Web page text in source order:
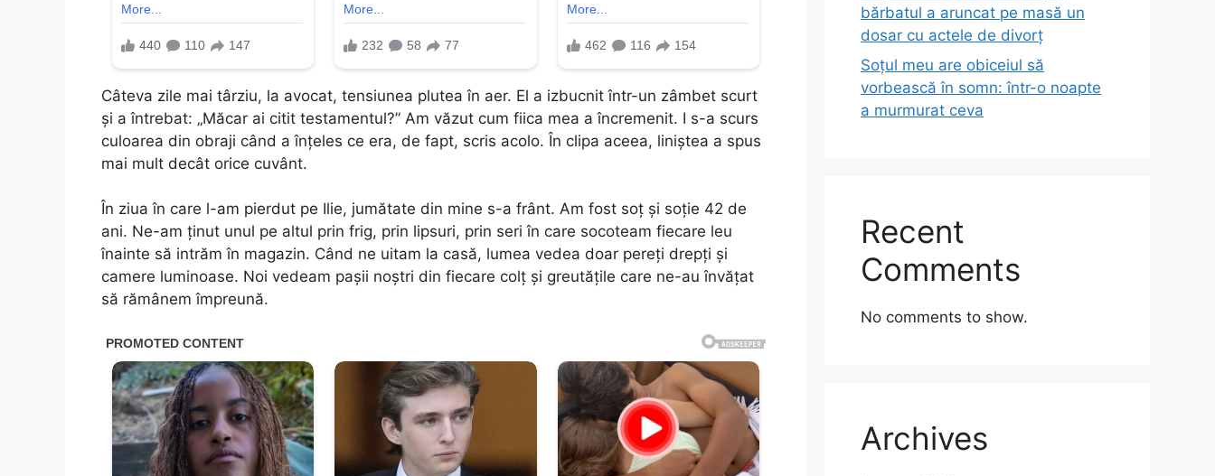
Câteva zile mai târziu, la avocat, tensiunea plutea în aer. El a izbucnit într-un zâmbet scurt
și a întrebat: „Măcar ai citit testamentul?” Am văzut cum fiica mea a încremenit. I s-a scurs
culoarea din obraji când a înțeles ce era, de fapt, scris acolo. În clipa aceea, liniștea a spus
mai mult decât orice cuvânt.
În ziua în care l-am pierdut pe Ilie, jumătate din mine s-a frânt. Am fost soț și soție 42 de
ani. Ne-am ținut unul pe altul prin frig, prin lipsuri, prin seri în care socoteam fiecare leu
înainte să intrăm în magazin. Când ne uitam la casă, lumea vedea doar pereți drepți și
camere luminoase. Noi vedeam pașii noștri din fiecare colț și greutățile care ne-au învățat
să rămânem împreună.
bărbatul a aruncat pe masă un
dosar cu actele de divorț
Soțul meu are obiceiul să
vorbească în somn: într-o noapte
a murmurat ceva
Recent
Comments
No comments to show.
Archives